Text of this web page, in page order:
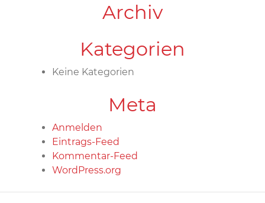
Archiv
Kategorien
Keine Kategorien
Meta
Anmelden
Eintrags-Feed
Kommentar-Feed
WordPress.org